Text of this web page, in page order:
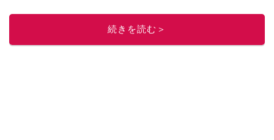
このイチオシストの他の記事を読む
続きを読む＞